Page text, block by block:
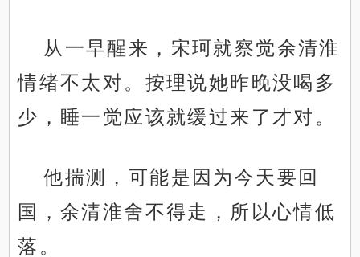
从一早醒来，宋珂就察觉余清淮
情绪不太对。按理说她昨晚没喝多
少，睡一觉应该就缓过来了才对。
他揣测，可能是因为今天要回
国，余清淮舍不得走，所以心情低
落。